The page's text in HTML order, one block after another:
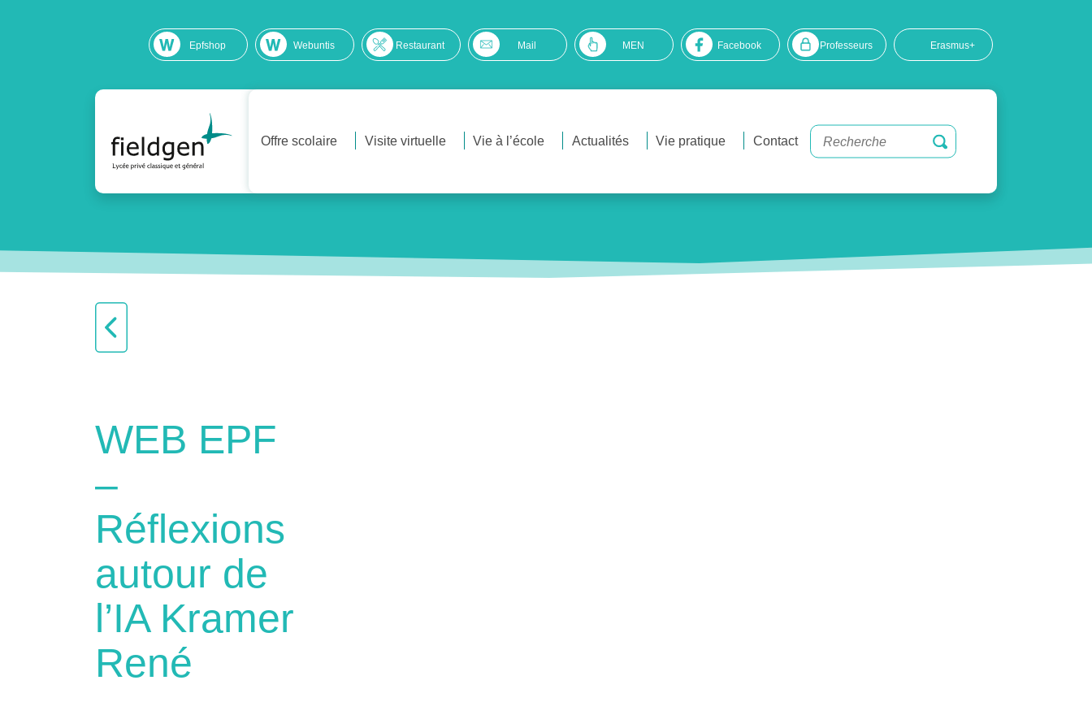
Epfshop Webuntis Restaurant Mail MEN Facebook Professeurs Erasmus+
Offre scolaire Visite virtuelle Vie à l’école Actualités Vie pratique Contact
WEB EPF
–
Réflexions
autour de
l’IA Kramer
René